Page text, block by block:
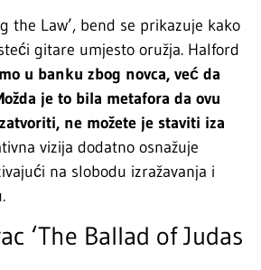
the Law’, bend se prikazuje kako
gitare umjesto oružja. Halford
u banku zbog novca, već da
je to bila metafora da ovu
ne možete je staviti iza
vizija dodatno osnažuje
na slobodu izražavanja i
‘The Ballad of Judas